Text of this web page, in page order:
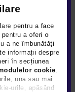
pentru a face
a oferi o
a ne îmbunătăți
informații despre
în secțiunea
cookie
una sau mai
urile, apăsând